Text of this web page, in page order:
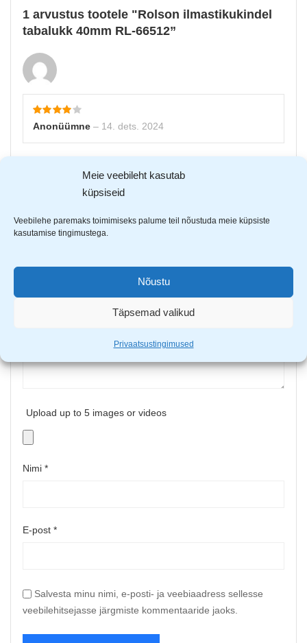
Meie veebileht kasutab
küpsiseid
Veebilehe paremaks toimimiseks palume teil nõustuda meie küpsiste
kasutamise tingimustega.
Nõustu
Täpsemad valikud
Privaatsustingimused
1 arvustus tootele
Rolson ilmastikukindel
tabalukk 40mm RL-66512
Anonüümne – 14. dets. 2024
Lisa arvustus
Sinu e-postiaadressi ei avaldata.
Sinu hinnang
Upload up to 5 images or videos
Nimi *
E-post *
Salvesta minu nimi, e-posti- ja veebiaadress sellesse
veebilehitsejasse järgmiste kommentaaride jaoks.